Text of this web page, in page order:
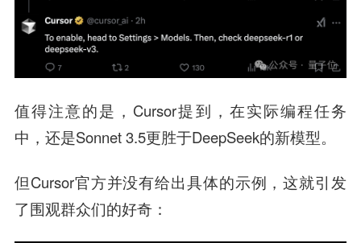
值得注意的是，Cursor提到，在实际编程任务
中，还是Sonnet 3.5更胜于DeepSeek的新模型。
但Cursor官方并没有给出具体的示例，这就引发
了围观群众们的好奇：